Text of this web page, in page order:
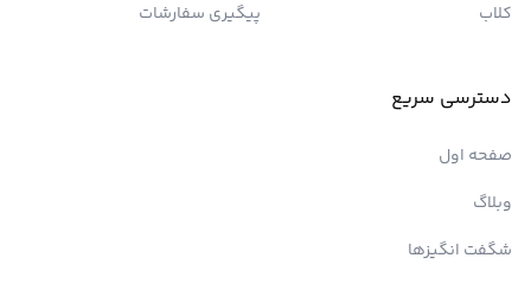
کلاب
پیگیری سفارشات
دسترسی سریع
صفحه اول
وبلاگ
شگفت انگیزها